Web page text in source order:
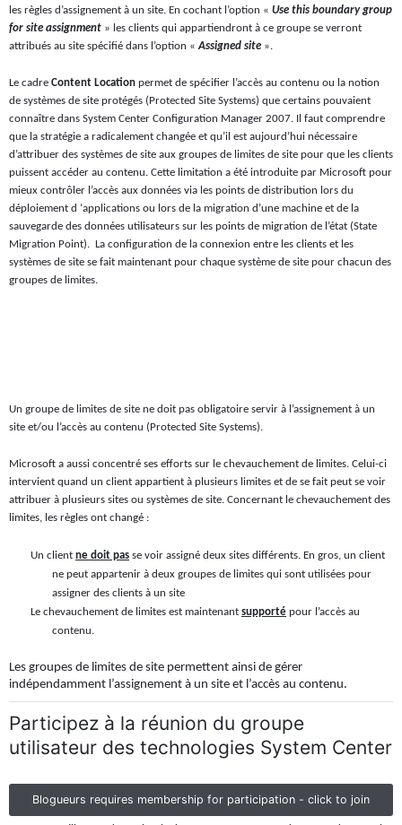
Blogueurs requires membership for participation - click to join
les règles d’assignement à un site. En cochant l’option « Use this boundary group
for site assignment » les clients qui appartiendront à ce groupe se verront
attribués au site spécifié dans l’option «Assigned site ».
Le cadre Content Location permet de spécifier l’accès au contenu ou la notion
de systèmes de site protégés (Protected Site Systems) que certains pouvaient
connaître dans System Center Configuration Manager 2007. Il faut comprendre
que la stratégie a radicalement changée et qu’il est aujourd’hui nécessaire
d’attribuer des systèmes de site aux groupes de limites de site pour que les clients
puissent accéder au contenu. Cette limitation a été introduite par Microsoft pour
mieux contrôler l’accès aux données via les points de distribution lors du
déploiement d ‘applications ou lors de la migration d’une machine et de la
sauvegarde des données utilisateurs sur les points de migration de l’état (State
Migration Point).
La configuration de la connexion entre les clients et les
systèmes de site se fait maintenant pour chaque système de site pour chacun des
groupes de limites.
Un groupe de limites de site ne doit pas obligatoire servir à l’assignement à un
site et/ou l’accès au contenu (Protected Site Systems).
Microsoft a aussi concentré ses efforts sur le chevauchement de limites. Celui-ci
intervient quand un client appartient à plusieurs limites et de se fait peut se voir
attribuer à plusieurs sites ou systèmes de site. Concernant le chevauchement des
limites, les règles ont changé :
Un client ne doit pas se voir assigné deux sites différents. En gros, un client
ne peut appartenir à deux groupes de limites qui sont utilisées pour
assigner des clients à un site
Le chevauchement de limites est maintenant supporté pour l’accès au
contenu.
Les groupes de limites de site permettent ainsi de gérer
indépendamment l’assignement à un site et l’accès au contenu.
Participez à la réunion du groupe
utilisateur des technologies System Center